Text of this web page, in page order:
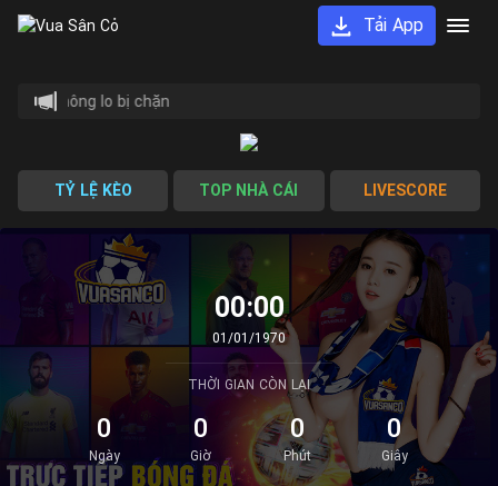
Tải App
ĐÁ không lo bị chặn
TỶ LỆ KÈO TOP NHÀ CÁI LIVESCORE
00:00
01/01/1970
THỜI GIAN CÒN LẠI
0
Ngày
0
Giờ
0
Phút
0
Giây